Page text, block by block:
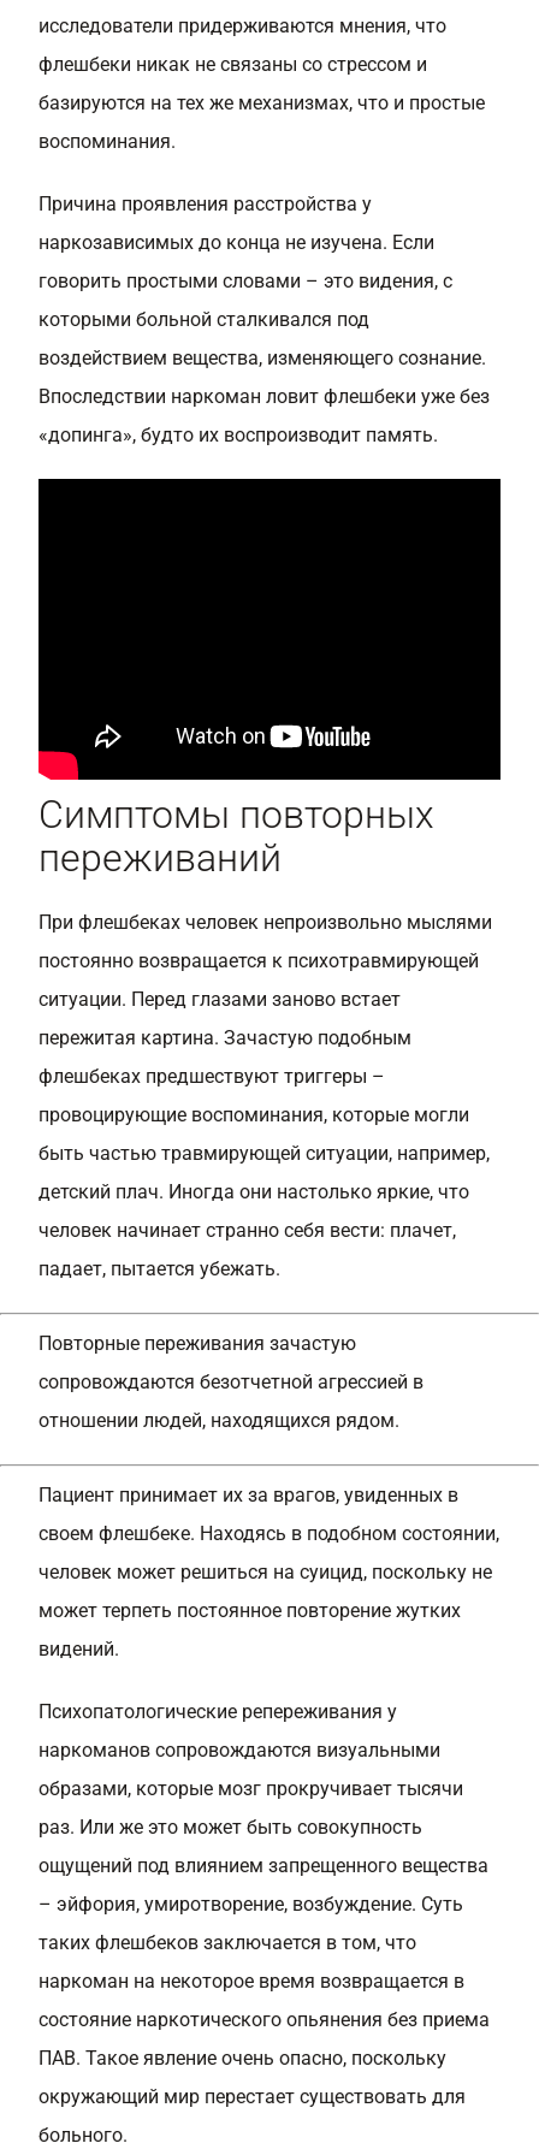
исследователи придерживаются мнения, что
флешбеки никак не связаны со стрессом и
базируются на тех же механизмах, что и простые
воспоминания.
Причина проявления расстройства у
наркозависимых до конца не изучена. Если
говорить простыми словами – это видения, с
которыми больной сталкивался под
воздействием вещества, изменяющего сознание.
Впоследствии наркоман ловит флешбеки уже без
«допинга», будто их воспроизводит память.
Симптомы повторных
переживаний
При флешбеках человек непроизвольно мыслями
постоянно возвращается к психотравмирующей
ситуации. Перед глазами заново встает
пережитая картина. Зачастую подобным
флешбеках предшествуют триггеры –
провоцирующие воспоминания, которые могли
быть частью травмирующей ситуации, например,
детский плач. Иногда они настолько яркие, что
человек начинает странно себя вести: плачет,
падает, пытается убежать.
Повторные переживания зачастую
сопровождаются безотчетной агрессией в
отношении людей, находящихся рядом.
Пациент принимает их за врагов, увиденных в
своем флешбеке. Находясь в подобном состоянии,
человек может решиться на суицид, поскольку не
может терпеть постоянное повторение жутких
видений.
Психопатологические репереживания у
наркоманов сопровождаются визуальными
образами, которые мозг прокручивает тысячи
раз. Или же это может быть совокупность
ощущений под влиянием запрещенного вещества
– эйфория, умиротворение, возбуждение. Суть
таких флешбеков заключается в том, что
наркоман на некоторое время возвращается в
состояние наркотического опьянения без приема
ПАВ. Такое явление очень опасно, поскольку
окружающий мир перестает существовать для
больного.